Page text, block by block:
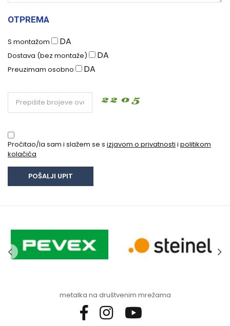
OTPREMA
S montažom DA
Dostava (bez montaže) DA
Preuzimam osobno DA
Pročitao/la sam i slažem se s izjavom o privatnosti i politikom
kolačića
metalka na društvenim mrežama